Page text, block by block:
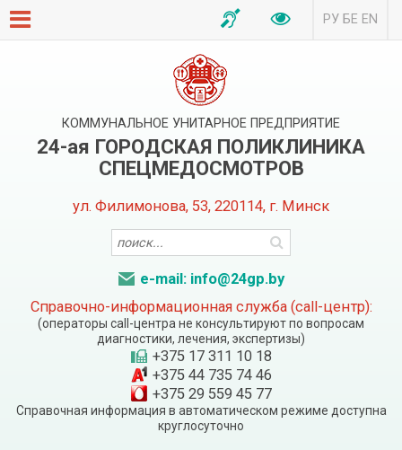
РУ БЕ EN
КОММУНАЛЬНОЕ УНИТАРНОЕ ПРЕДПРИЯТИЕ
24-ая ГОРОДСКАЯ ПОЛИКЛИНИКА
СПЕЦМЕДОСМОТРОВ
ул. Филимонова, 53, 220114, г. Минск
e-mail: info@24gp.by
Справочно-информационная служба (call-центр):
(операторы call-центра не консультируют по вопросам
диагностики, лечения, экспертизы)
+375 17 311 10 18
+375 44 735 74 46
+375 29 559 45 77
Справочная информация в автоматическом режиме доступна
круглосуточно